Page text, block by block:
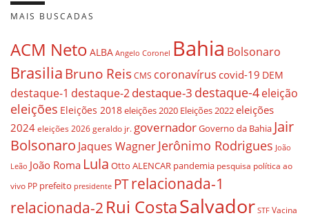
MAIS BUSCADAS
ACM Neto ALBA Angelo Coronel Bahia Bolsonaro
BrasiliaBruno ReisCMS coronavírus covid-19 DEM
destaque-1 destaque-2destaque-3 destaque-4eleição
eleições Eleições 2018eleições 2020 Eleições 2022eleições
2024 eleições 2026 geraldo jr. governadorGoverno da Bahia Jair
Bolsonaro Jaques WagnerJerônimo Rodrigues João
Leão João Roma Lula Otto ALENCAR pandemia pesquisa política ao
vivo PP prefeito presidente PTrelacionada-1
relacionada-2 Rui CostaSalvador STF Vacina